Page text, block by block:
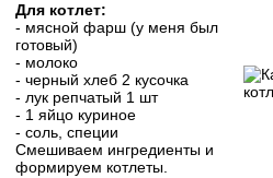
Для котлет:
- мясной фарш (у меня был
готовый)
- молоко
- черный хлеб 2 кусочка
- лук репчатый 1 шт
- 1 яйцо куриное
- соль, специи
Смешиваем ингредиенты и
формируем котлеты.